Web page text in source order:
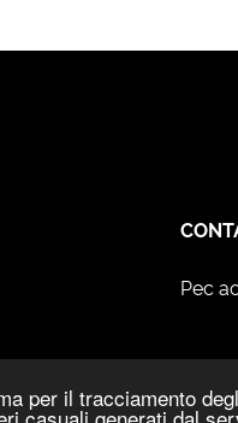
per il tracciamento
Pec